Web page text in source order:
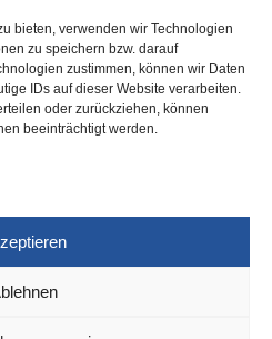
bieten, verwenden wir Technologien
zu speichern bzw. darauf
zustimmen, können wir Daten
IDs auf dieser Website verarbeiten.
oder zurückziehen, können
beeinträchtigt werden.
–
gefeiert
Jubel erfüllte am Schluss der